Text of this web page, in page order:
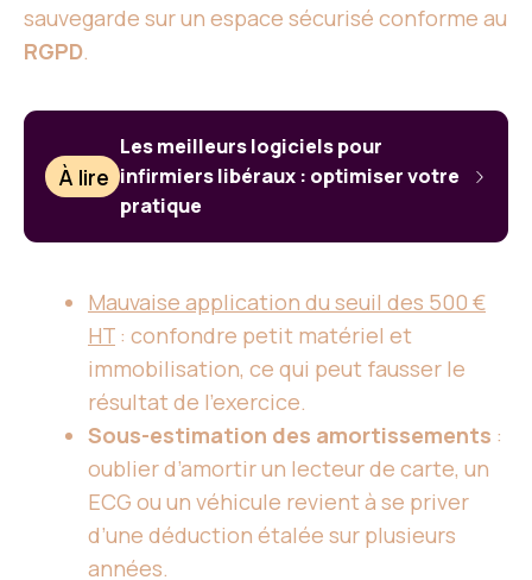
sauvegarde sur un espace sécurisé conforme au
RGPD.
À lire
Les meilleurs logiciels pour
infirmiers libéraux : optimiser votre
pratique
Mauvaise application du seuil des 500 €
HT : confondre petit matériel et
immobilisation, ce qui peut fausser le
résultat de l’exercice.
Sous-estimation des amortissements :
oublier d’amortir un lecteur de carte, un
ECG ou un véhicule revient à se priver
d’une déduction étalée sur plusieurs
années.